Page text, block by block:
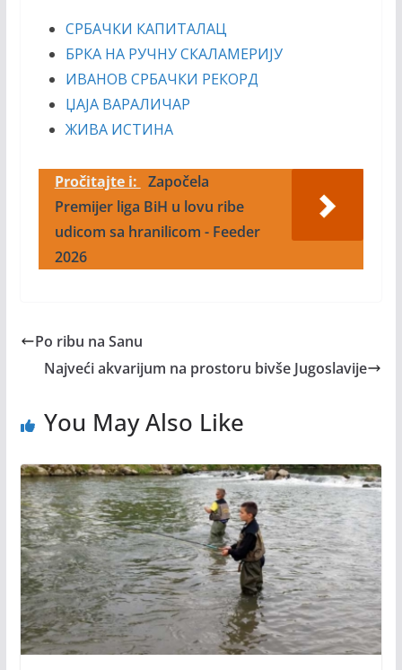
СРБАЧКИ КАПИТАЛАЦ
БРКА НА РУЧНУ СКАЛАМЕРИЈУ
ИВАНОВ СРБАЧКИ РЕКОРД
ЏАЈА ВАРАЛИЧАР
ЖИВА ИСТИНА
Pročitajte i: Započela
Premijer liga BiH u lovu ribe
udicom sa hranilicom - Feeder
2026
Po ribu na Sanu
Najveći akvarijum na prostoru bivše Jugoslavije
You May Also Like